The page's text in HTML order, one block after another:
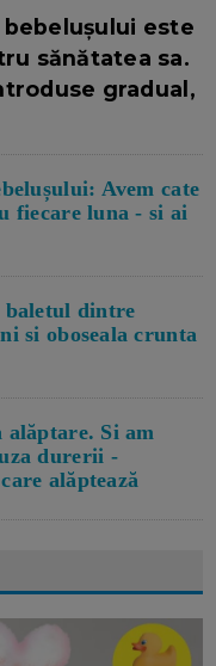
este
sănătatea sa.
gradual,
Avem cate
fiecare luna - si ai
baletul dintre
si oboseala crunta
Si am
durerii -
alăptează